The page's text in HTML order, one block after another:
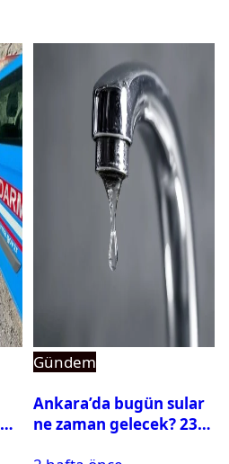
Gündem
Ankara’da bugün sular
ne zaman gelecek? 23